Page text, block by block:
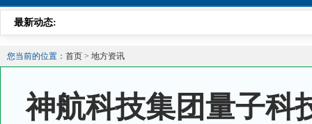
最新动态:
您当前的位置： 首页 > 地方资讯
神航科技集团量子科